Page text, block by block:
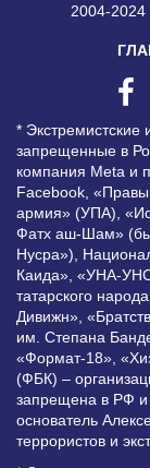
2004-2024
* Экстремистские
запрещенные в
компания Meta и
Facebook,
армия» (УПА),
Фатх аш-Шам»
Нусра»),
Каида», «УНА-
татарского
Дивижн»,
им. Степана
«Формат-18»,
(ФБК) –
запрещена в РФ и
основатель
террористов и